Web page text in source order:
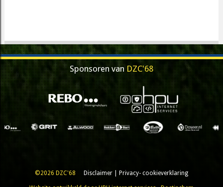
Sponsoren vanDZC'68
©2026 DZC'68 Disclaimer Privacy- cookieverklaring